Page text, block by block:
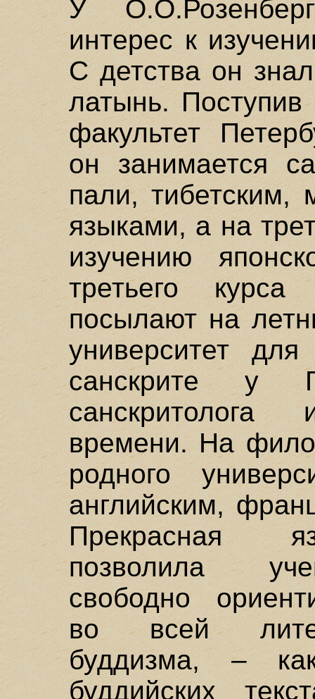
У
интерес к
С детства он
латынь.
факультет
он занимается
пали, тибетским,
языками, а на
изучению
третьего курса
посылают на
университет
санскрите у
времени. На
родного
английским,
Прекрасная
позволила
свободно
во всей
буддизма, –
буддийских